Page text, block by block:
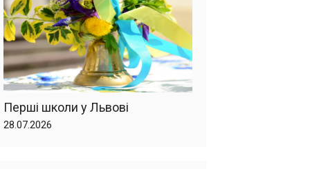
Перші школи у Львові
28.07.2026